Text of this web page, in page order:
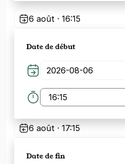
6 août · 16:15
Date de début
6 août · 17:15
Date de fin